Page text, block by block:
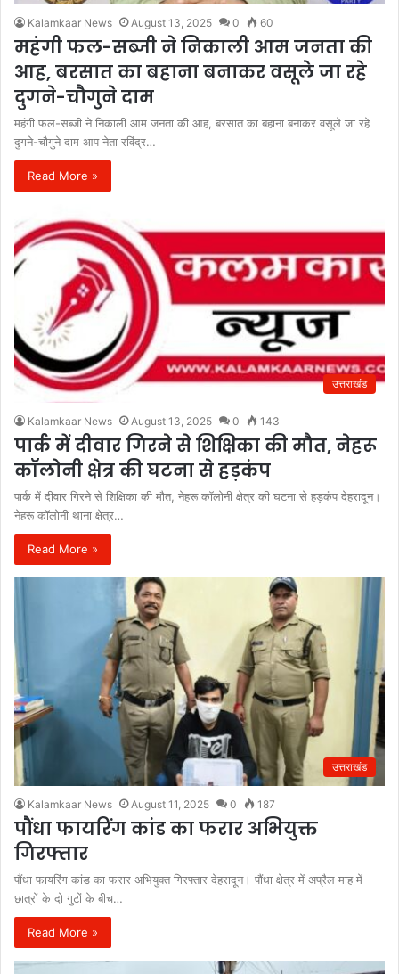
Kalamkaar News August 13, 2025 0 60
महंगी फल-सब्जी ने निकाली आम जनता की
आह, बरसात का बहाना बनाकर वसूले जा रहे
दुगने-चौगुने दाम
महंगी फल-सब्जी ने निकाली आम जनता की आह, बरसात का बहाना बनाकर वसूले जा रहे
दुगने-चौगुने दाम आप नेता रविंद्र…
Read More »
उत्तराखंड
Kalamkaar News August 13, 2025 0 143
पार्क में दीवार गिरने से शिक्षिका की मौत, नेहरू
कॉलोनी क्षेत्र की घटना से हड़कंप
पार्क में दीवार गिरने से शिक्षिका की मौत, नेहरू कॉलोनी क्षेत्र की घटना से हड़कंप देहरादून।
नेहरू कॉलोनी थाना क्षेत्र…
Read More »
उत्तराखंड
Kalamkaar News August 11, 2025 0 187
पौंधा फायरिंग कांड का फरार अभियुक्त
गिरफ्तार
पौंधा फायरिंग कांड का फरार अभियुक्त गिरफ्तार देहरादून। पौंधा क्षेत्र में अप्रैल माह में
छात्रों के दो गुटों के बीच…
Read More »